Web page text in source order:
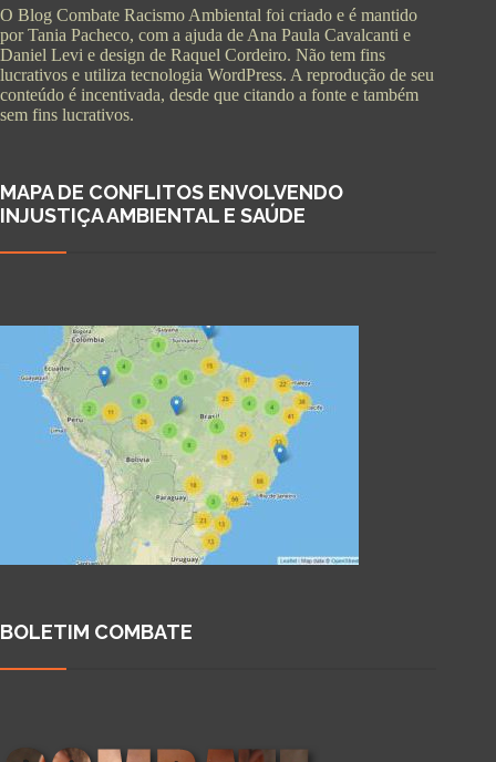
O Blog Combate Racismo Ambiental foi criado e é mantido
por Tania Pacheco, com a ajuda de Ana Paula Cavalcanti e
Daniel Levi e design de Raquel Cordeiro. Não tem fins
lucrativos e utiliza tecnologia WordPress. A reprodução de seu
conteúdo é incentivada, desde que citando a fonte e também
sem fins lucrativos.
MAPA DE CONFLITOS ENVOLVENDO
INJUSTIÇA AMBIENTAL E SAÚDE
BOLETIM COMBATE